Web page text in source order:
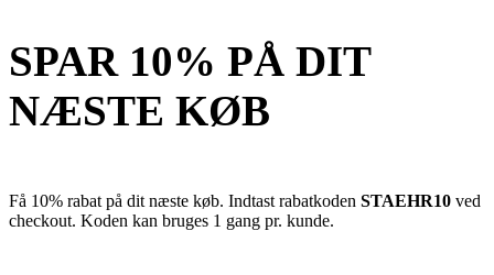
SPAR 10% PÅ DIT
NÆSTE KØB
Få 10% rabat på dit næste køb. Indtast rabatkoden STAEHR10 ved
checkout. Koden kan bruges 1 gang pr. kunde.